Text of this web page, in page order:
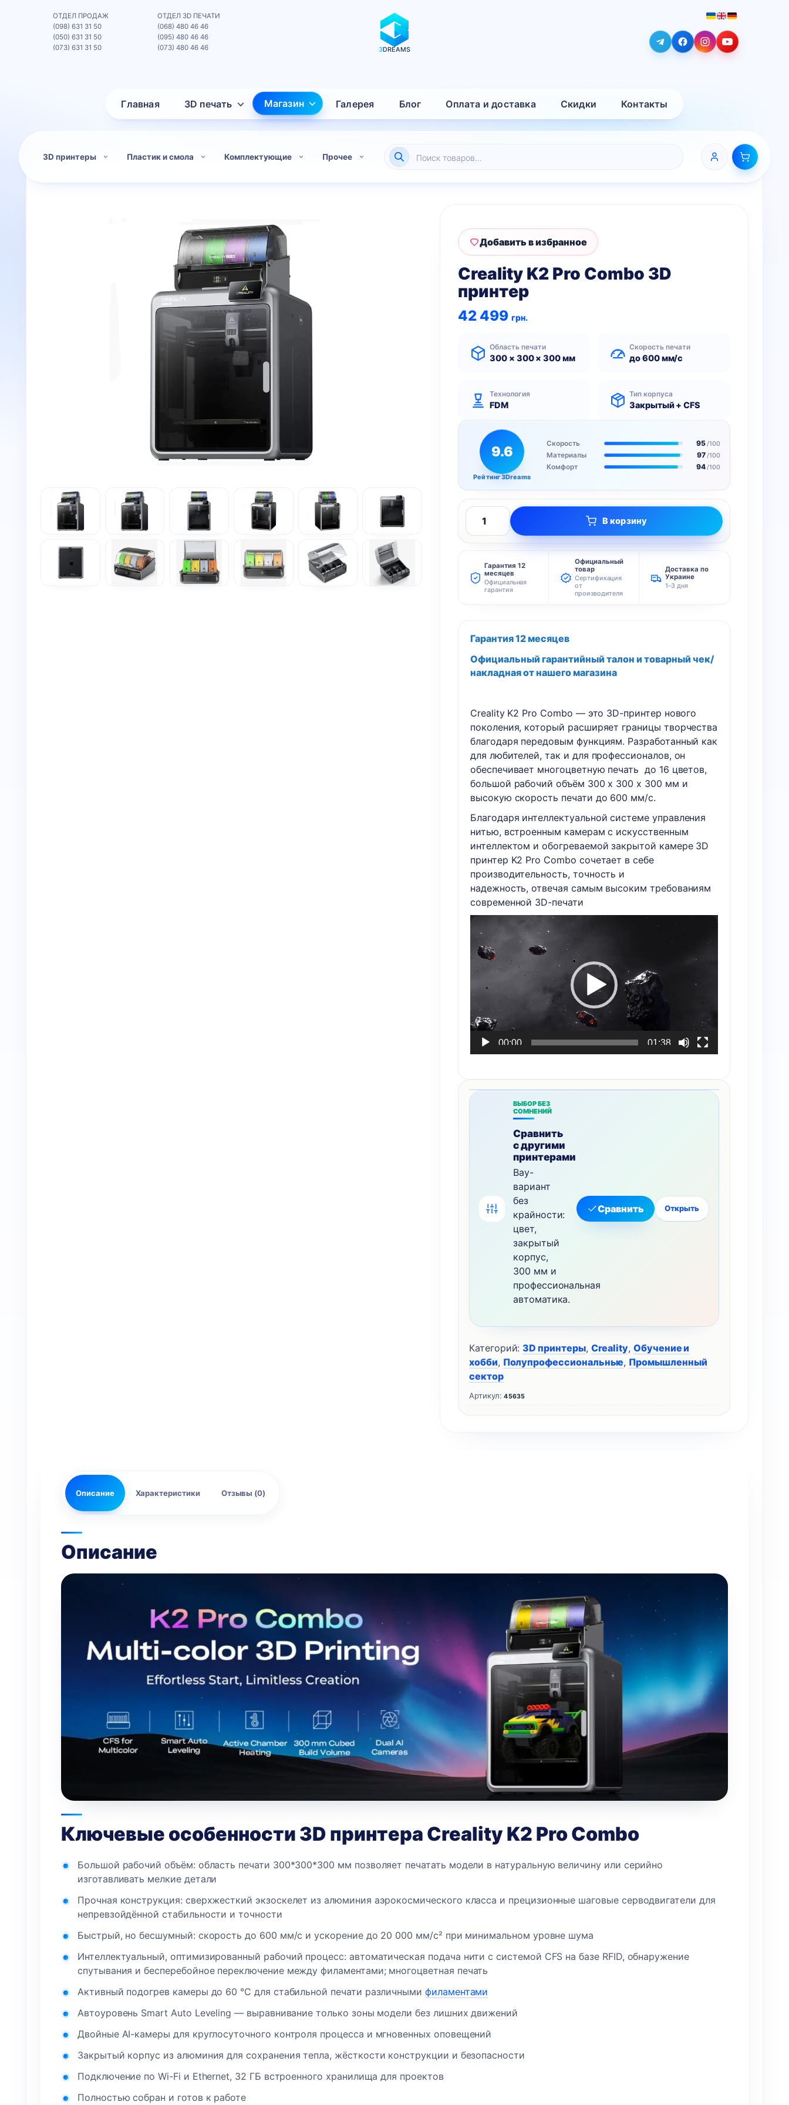
3DREAMS
Главная 3D печать Магазин Галерея Блог Оплата и доставка Скидки Контакты
ОТДЕЛ ПРОДАЖ
(098) 631 31 50
(050) 631 31 50
(073) 631 31 50
ОТДЕЛ 3D ПЕЧАТИ
(068) 480 46 46
(095) 480 46 46
(073) 480 46 46
3D принтеры Пластик и смола Комплектующие Прочее Поиск
Creality K2 Pro Combo 3D
принтер
42 499 грн.
Гарантия 12 месяцев
Официальный гарантийный талон и товарный чек/
накладнаяот нашего магазина
Creality K2 Pro Combo — это 3D-принтер нового
поколения, который расширяет границы творчества
благодаря передовым функциям. Разработанный как
для любителей, так и для профессионалов, он
обеспечивает многоцветную печать до 16 цветов,
большой рабочий объём 300 x 300 x 300 мм и
высокую скорость печати до 600 мм/с.
Благодаря интеллектуальной системе управления
нитью, встроенным камерам с искусственным
интеллектом и обогреваемой закрытой камере 3D
принтер K2 Pro Combo сочетает в себе
производительность, точность и
надежность, отвечая самым высоким требованиям
современной 3D-печати
Видеоплеер
00:00 01:38
Область печати
300 × 300 × 300 мм
Скорость печати
до 600 мм/с
Технология
FDM
Тип корпуса
Закрытый + CFS
9.6
Рейтинг 3Dreams
Скорость 95/100
Материалы 97/100
Комфорт 94/100
Количество
K2
принтер
В корзину
Гарантия 12
месяцев
Официальная
гарантия
Официальный
товар
Сертификация
от
производителя
Доставка по
Украине
1–3 дня
Добавить в избранное
ВЫБОР БЕЗ
СОМНЕНИЙ
Сравнить
с другими
принтерами
Вау-
вариант
без
крайности:
цвет,
закрытый
корпус,
300 мм и
профессиональная
автоматика.
Сравнить Открыть
Артикул:45635
Категорий: 3D принтеры, Creality, Обучение и
хобби, Полупрофессиональные, Промышленный
сектор
Описание Характеристики Отзывы (0)
Описание
Ключевые особенности 3D принтера Creality K2 Pro Combo
Большой рабочий объём: область печати 300*300*300 мм позволяет печатать модели в натуральную величину или серийно
изготавливать мелкие детали
Прочная конструкция: сверхжесткий экзоскелет из алюминия аэрокосмического класса и прецизионные шаговые серводвигатели для
непревзойдённой стабильности и точности
Быстрый, но бесшумный: скорость до 600 мм/с и ускорение до 20 000 мм/с² при минимальном уровне шума
Интеллектуальный, оптимизированный рабочий процесс: автоматическая подача нити с системой CFS на базе RFID, обнаружение
спутывания и бесперебойное переключение между филаментами; многоцветная печать
Активный подогрев камеры до 60 °C для стабильной печати различными филаментами
Автоуровень Smart Auto Leveling — выравнивание только зоны модели без лишних движений
Двойные AI-камеры для круглосуточного контроля процесса и мгновенных оповещений
Закрытый корпус из алюминия для сохранения тепла, жёсткости конструкции и безопасности
Подключение по Wi-Fi и Ethernet, 32 ГБ встроенного хранилища для проектов
Полностью собран и готов к работе